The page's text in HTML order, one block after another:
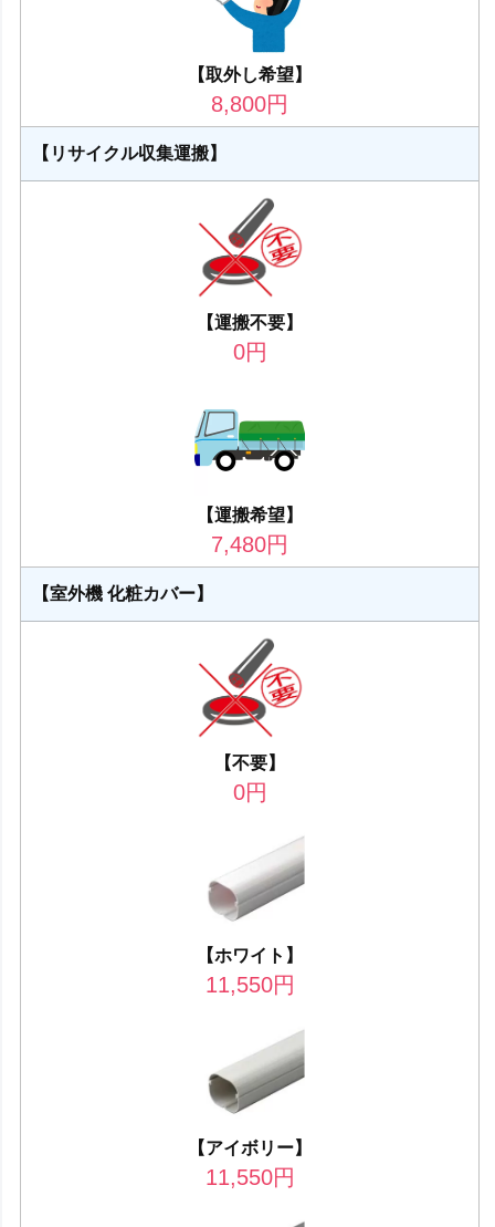
【取外し希望】
8,800円
【リサイクル収集運搬】
【運搬不要】
0円
【運搬希望】
7,480円
【室外機 化粧カバー】
【不要】
0円
【ホワイト】
11,550円
【アイボリー】
11,550円